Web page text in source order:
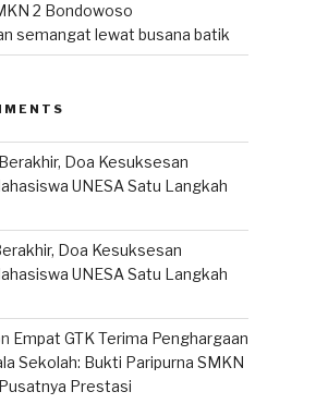
2 Bondowoso
semangat lewat busana batik
Doa Kesuksesan
UNESA Satu Langkah
Doa Kesuksesan
UNESA Satu Langkah
Empat GTK Terima Penghargaan
Sekolah: Bukti Paripurna SMKN
Prestasi